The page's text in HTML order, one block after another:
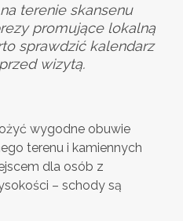
terenie skansenu
promujące lokalną
sprawdzić kalendarz
wizytą.
wygodne obuwie
terenu i kamiennych
dla osób z
– schody są